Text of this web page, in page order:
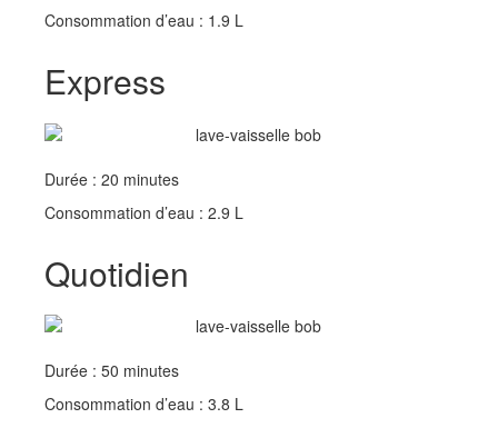
Consommation d’eau : 1.9 L
Express
Durée : 20 minutes
Consommation d’eau : 2.9 L
Quotidien
Durée : 50 minutes
Consommation d’eau : 3.8 L